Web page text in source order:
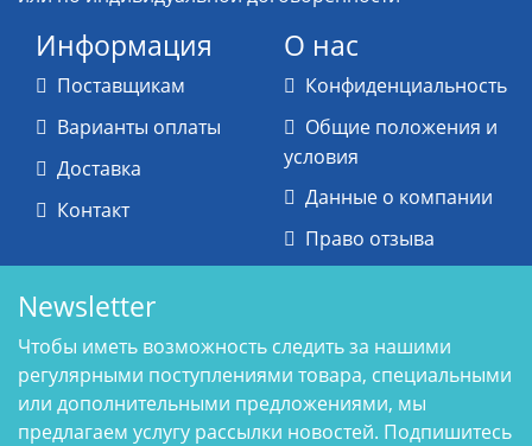
Информация
Поставщикам
Варианты оплаты
Доставка
Контакт
О нас
Конфиденциальность
Общие положения и
условия
Данные о компании
Право отзыва
Newsletter
Чтобы иметь возможность следить за нашими
регулярными поступлениями товара, специальными
или дополнительными предложениями, мы
предлагаем услугу рассылки новостей. Подпишитесь